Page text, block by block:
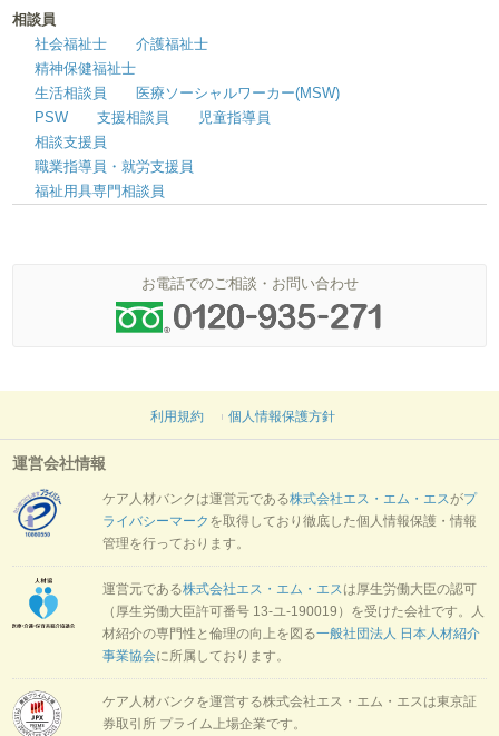
相談員
社会福祉士
介護福祉士
精神保健福祉士
生活相談員
医療ソーシャルワーカー(MSW)
PSW
支援相談員
児童指導員
相談支援員
職業指導員・就労支援員
福祉用具専門相談員
お電話でのご相談・お問い合わせ
利用規約 個人情報保護方針
運営会社情報
ケア人材バンクは運営元である株式会社エス・エム・エスがプ
ライバシーマーク を取得しており徹底した個人情報保護・情報
管理を行っております。
運営元である株式会社エス・エム・エスは厚生労働大臣の認可
（厚生労働大臣許可番号 13-ユ-190019）を受けた会社です。人
材紹介の専門性と倫理の向上を図る一般社団法人 日本人材紹介
事業協会に所属しております。
ケア人材バンクを運営する株式会社エス・エム・エスは東京証
券取引所 プライム上場企業です。